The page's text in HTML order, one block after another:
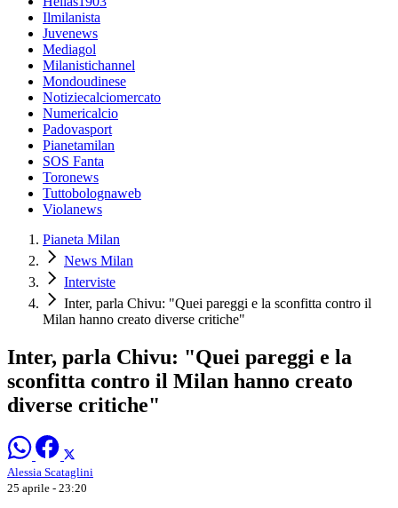
Ilmilanista
Juvenews
Mediagol
Milanistichannel
Mondoudinese
Notiziecalciomercato
Numericalcio
Padovasport
Pianetamilan
SOS Fanta
Toronews
Tuttobolognaweb
Violanews
Pianeta Milan
News Milan
Interviste
Inter, parla Chivu: "Quei pareggi e la sconfitta contro il
Milan hanno creato diverse critiche"
Inter, parla Chivu: "Quei pareggi e la
sconfitta contro il Milan hanno creato
diverse critiche"
Alessia Scataglini
25 aprile - 23:20